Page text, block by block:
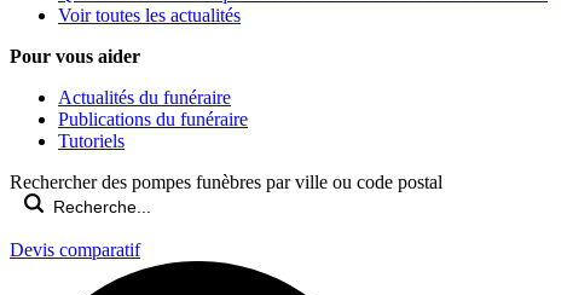
Voir toutes les actualités
Pour vous aider
Actualités du funéraire
Publications du funéraire
Tutoriels
Rechercher des pompes funèbres par ville ou code postal
Devis comparatif